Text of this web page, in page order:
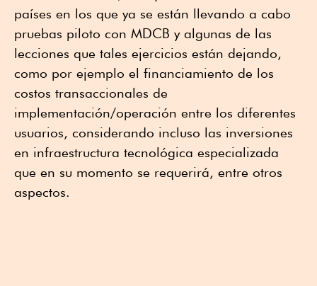
países en los que ya se están llevando a cabo
pruebas piloto con MDCB y algunas de las
lecciones que tales ejercicios están dejando,
como por ejemplo el financiamiento de los
costos transaccionales de
implementación/operación entre los diferentes
usuarios, considerando incluso las inversiones
en infraestructura tecnológica especializada
que en su momento se requerirá, entre otros
aspectos.